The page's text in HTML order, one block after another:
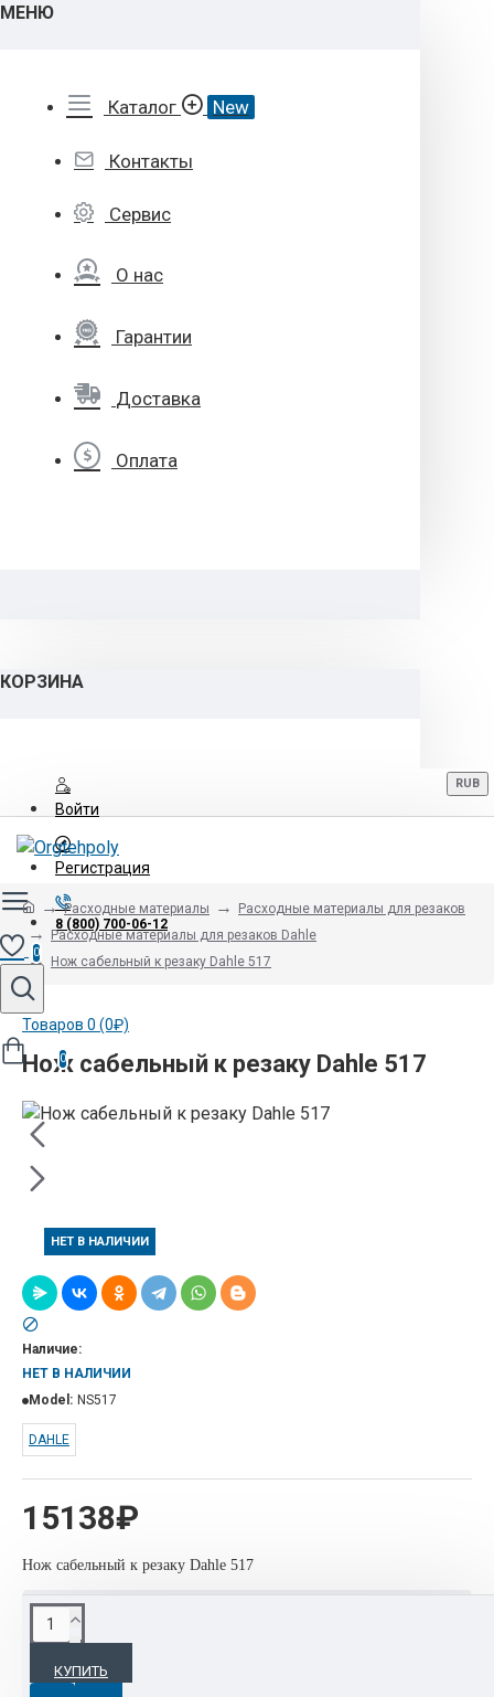
МЕНЮ
Каталог New
Контакты
Сервис
О нас
Гарантии
Доставка
Оплата
КОРЗИНА
Войти
Регистрация
8 (800) 700-06-12
RUB
0
Товаров 0 (0₽)
0
Расходные материалы
Расходные материалы для резаков
Расходные материалы для резаков Dahle
Нож сабельный к резаку Dahle 517
Нож сабельный к резаку Dahle 517
НЕТ В НАЛИЧИИ
15138₽
Наличие:
НЕТ В НАЛИЧИИ
Model: NS517
DAHLE
Нож сабельный к резаку Dahle 517
КУПИТЬ
ОПИСАНИЕ
Интернет-магазин Оргтехполи - оптовая и розничная